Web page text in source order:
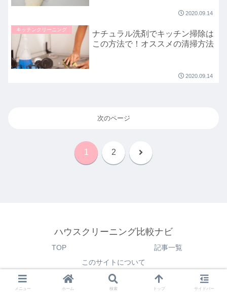
2020.09.14
キッチンクリーニング
ナチュラル洗剤でキッチン掃除は
この方法で！オススメの清掃方法
2020.09.14
次のページ
1 2 次
ハウスクリーニング比較ナビ
TOP
記事一覧
このサイトについて
© 2020 ハウスクリーニング比較ナビ.
メニュー ホーム 検索 トップ サイドバー